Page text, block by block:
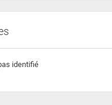
identifié